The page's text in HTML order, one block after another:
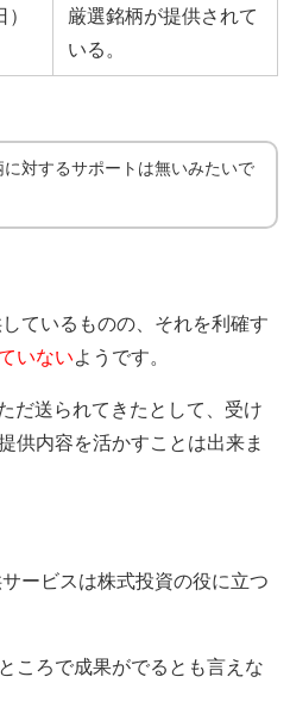
厳選銘柄が提供されて
いる。
に対するサポートは無いみたいで
ているものの、それを利確す
いないようです。
だ送られてきたとして、受け
供内容を活かすことは出来ま
ービスは株式投資の役に立つ
ころで成果がでるとも言えな